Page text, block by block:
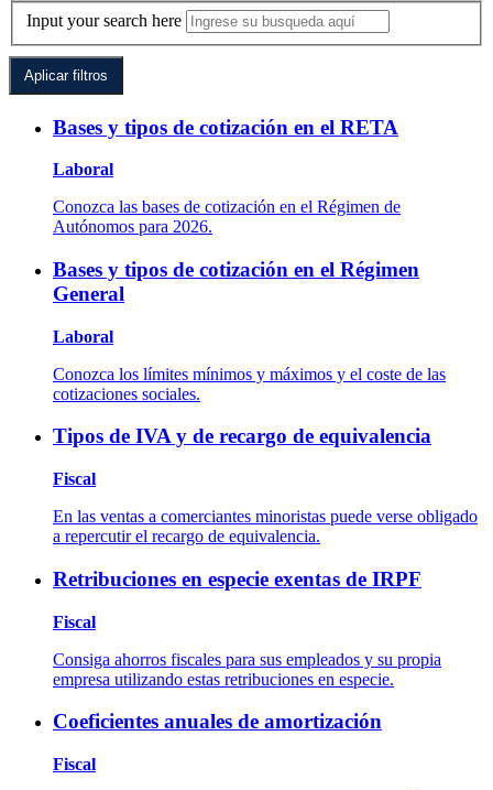
Input your search here
Bases y tipos de cotización en el RETA
Laboral
Conozca las bases de cotización en el Régimen de
Autónomos para 2026.
Bases y tipos de cotización en el Régimen
General
Laboral
Conozca los límites mínimos y máximos y el coste de las
cotizaciones sociales.
Tipos de IVA y de recargo de equivalencia
Fiscal
En las ventas a comerciantes minoristas puede verse obligado
a repercutir el recargo de equivalencia.
Retribuciones en especie exentas de IRPF
Fiscal
Consiga ahorros fiscales para sus empleados y su propia
empresa utilizando estas retribuciones en especie.
Coeficientes anuales de amortización
Fiscal